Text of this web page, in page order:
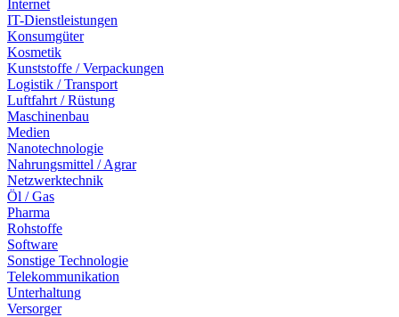
Internet
IT-Dienstleistungen
Konsumgüter
Kosmetik
Kunststoffe / Verpackungen
Logistik / Transport
Luftfahrt / Rüstung
Maschinenbau
Medien
Nanotechnologie
Nahrungsmittel / Agrar
Netzwerktechnik
Öl / Gas
Pharma
Rohstoffe
Software
Sonstige Technologie
Telekommunikation
Unterhaltung
Versorger